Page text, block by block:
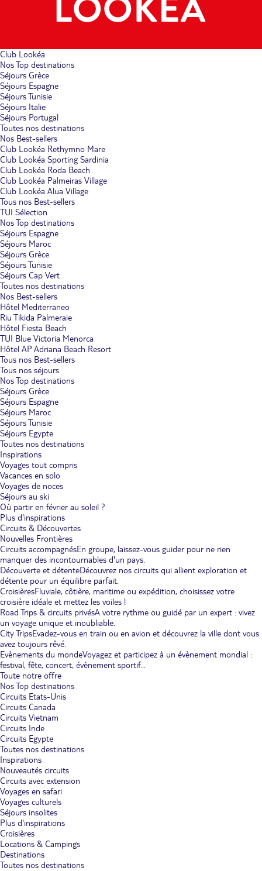
Club Lookéa
Nos Top destinations
Séjours Grèce
Séjours Espagne
Séjours Tunisie
Séjours Italie
Séjours Portugal
Toutes nos destinations
Nos Best-sellers
Club Lookéa Rethymno Mare
Club Lookéa Sporting Sardinia
Club Lookéa Roda Beach
Club Lookéa Palmeiras Village
Club Lookéa Alua Village
Tous nos Best-sellers
TUI Sélection
Nos Top destinations
Séjours Espagne
Séjours Maroc
Séjours Grèce
Séjours Tunisie
Séjours Cap Vert
Toutes nos destinations
Nos Best-sellers
Hôtel Mediterraneo
Riu Tikida Palmeraie
Hôtel Fiesta Beach
TUI Blue Victoria Menorca
Hôtel AP Adriana Beach Resort
Tous nos Best-sellers
Tous nos séjours
Nos Top destinations
Séjours Grèce
Séjours Espagne
Séjours Maroc
Séjours Tunisie
Séjours Egypte
Toutes nos destinations
Inspirations
Voyages tout compris
Vacances en solo
Voyages de noces
Séjours au ski
Où partir en février au soleil ?
Plus d'inspirations
Circuits & Découvertes
Nouvelles Frontières
Circuits accompagnésEn groupe, laissez-vous guider pour ne rien
manquer des incontournables d'un pays.
Découverte et détenteDécouvrez nos circuits qui allient exploration et
détente pour un équilibre parfait.
CroisièresFluviale, côtière, maritime ou expédition, choisissez votre
croisière idéale et mettez les voiles !
Road Trips & circuits privésA votre rythme ou guidé par un expert : vivez
un voyage unique et inoubliable.
City TripsEvadez-vous en train ou en avion et découvrez la ville dont vous
avez toujours rêvé.
Evènements du mondeVoyagez et participez à un évènement mondial :
festival, fête, concert, évènement sportif...
Toute notre offre
Nos Top destinations
Circuits Etats-Unis
Circuits Canada
Circuits Vietnam
Circuits Inde
Circuits Egypte
Toutes nos destinations
Inspirations
Nouveautés circuits
Circuits avec extension
Voyages en safari
Voyages culturels
Séjours insolites
Plus d'inspirations
Croisières
Locations & Campings
Destinations
Toutes nos destinations